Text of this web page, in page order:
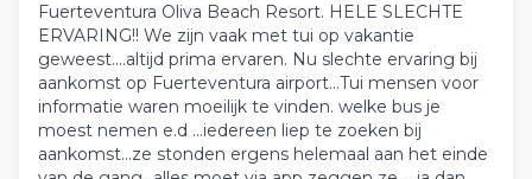
Fuerteventura Oliva Beach Resort. HELE SLECHTE
ERVARING!! We zijn vaak met tui op vakantie
geweest....altijd prima ervaren. Nu slechte ervaring bij
aankomst op Fuerteventura airport...Tui mensen voor
informatie waren moeilijk te vinden. welke bus je
moest nemen e.d ...iedereen liep te zoeken bij
aankomst...ze stonden ergens helemaal aan het einde